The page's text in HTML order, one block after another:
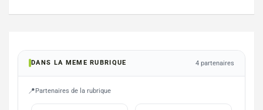
DANS LA MEME RUBRIQUE 4 partenaires
Partenaires de la rubrique
AGENCE